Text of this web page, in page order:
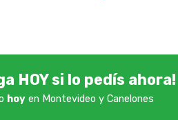
HOY si lo pedís ahora!
hoy en Montevideo y Canelones